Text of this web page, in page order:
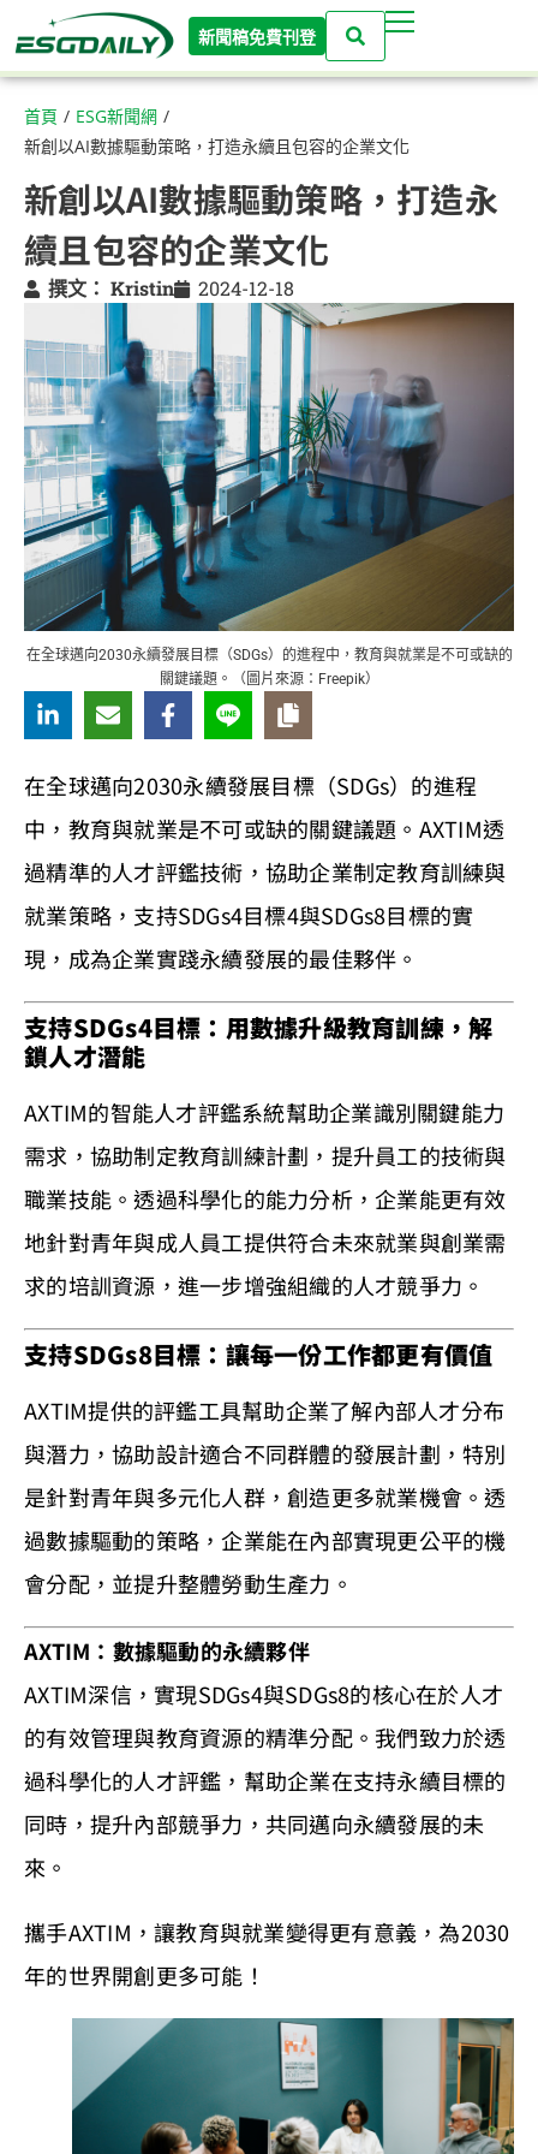
新聞稿免費刊登
首頁 / ESG新聞網 /
新創以AI數據驅動策略，打造永續且包容的企業文化
新創以AI數據驅動策略，打造永
續且包容的企業文化
撰文： Kristin 2024-12-18
在全球邁向2030永續發展目標（SDGs）的進程中，教育與就業是不可或缺的
關鍵議題。（圖片來源：Freepik）
在全球邁向2030永續發展目標（SDGs）的進程
中，教育與就業是不可或缺的關鍵議題。AXTIM透
過精準的人才評鑑技術，協助企業制定教育訓練與
就業策略，支持SDGs4目標4與SDGs8目標的實
現，成為企業實踐永續發展的最佳夥伴。
支持SDGs4目標：用數據升級教育訓練，解
鎖人才潛能
AXTIM的智能人才評鑑系統幫助企業識別關鍵能力
需求，協助制定教育訓練計劃，提升員工的技術與
職業技能。透過科學化的能力分析，企業能更有效
地針對青年與成人員工提供符合未來就業與創業需
求的培訓資源，進一步增強組織的人才競爭力。
支持SDGs8目標：讓每一份工作都更有價值
AXTIM提供的評鑑工具幫助企業了解內部人才分布
與潛力，協助設計適合不同群體的發展計劃，特別
是針對青年與多元化人群，創造更多就業機會。透
過數據驅動的策略，企業能在內部實現更公平的機
會分配，並提升整體勞動生產力。
AXTIM：數據驅動的永續夥伴
AXTIM深信，實現SDGs4與SDGs8的核心在於人才
的有效管理與教育資源的精準分配。我們致力於透
過科學化的人才評鑑，幫助企業在支持永續目標的
同時，提升內部競爭力，共同邁向永續發展的未
來。
攜手AXTIM，讓教育與就業變得更有意義，為2030
年的世界開創更多可能！